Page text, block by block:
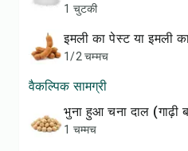
1 चुटकी
इमली का पेस्ट या इमली
1/2 चम्मच
वैकल्पिक सामग्री
भुना हुआ चना दाल (गाढ़ी
1 चम्मच